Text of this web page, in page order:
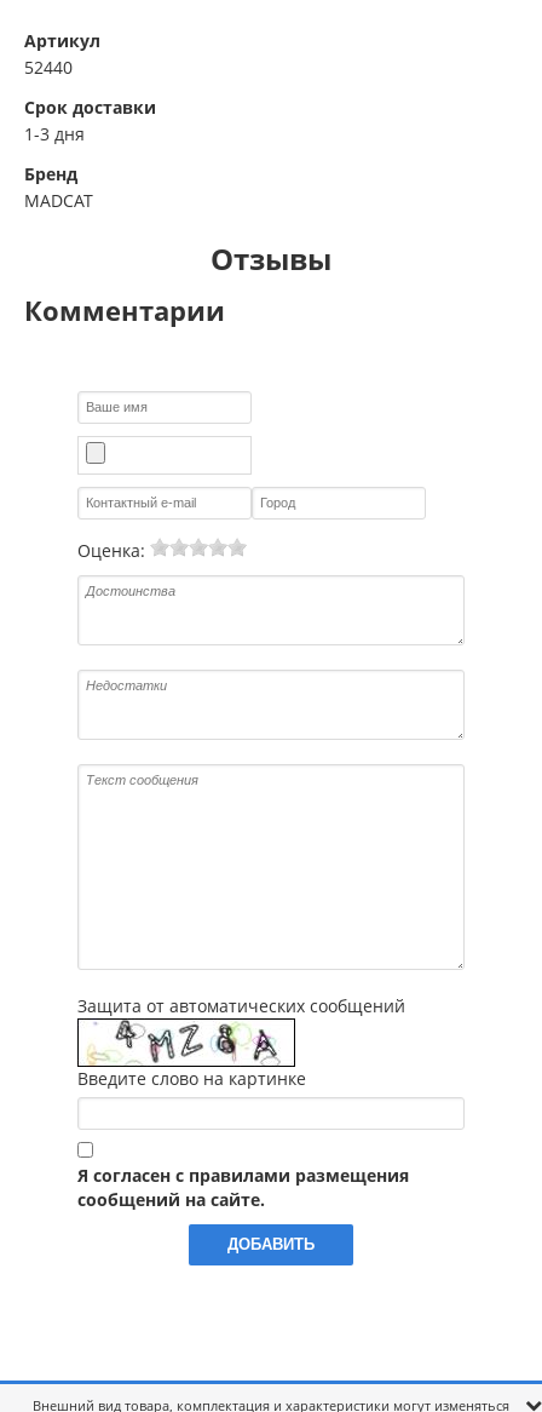
Артикул
52440
Срок доставки
1-3 дня
Бренд
MADCAT
Отзывы
Комментарии
Оценка:
Защита от автоматических сообщений
Введите слово на картинке
Я согласен с правилами размещения
сообщений на сайте.
Внешний вид товара, комплектация и характеристики могут изменяться